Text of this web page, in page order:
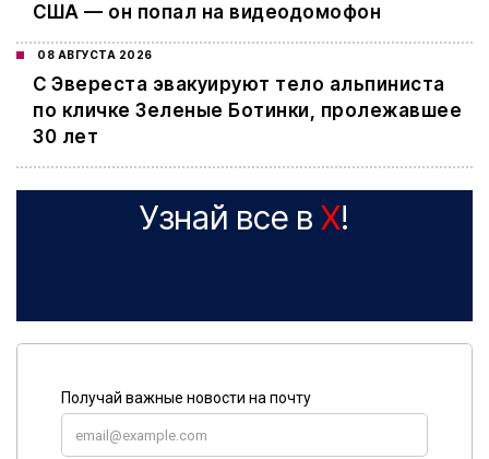
США — он попал на видеодомофон
08 АВГУСТА 2026
С Эвереста эвакуируют тело альпиниста
по кличке Зеленые Ботинки, пролежавшее
30 лет
Узнай все в X!